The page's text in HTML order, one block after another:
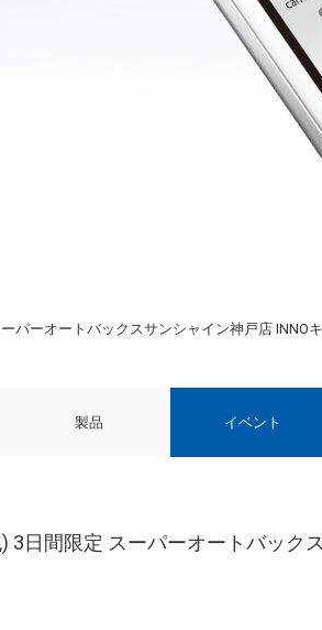
パーオートバックスサンシャイン神戸店 INNO
製品 イベント
3日間限定 スーパーオートバック